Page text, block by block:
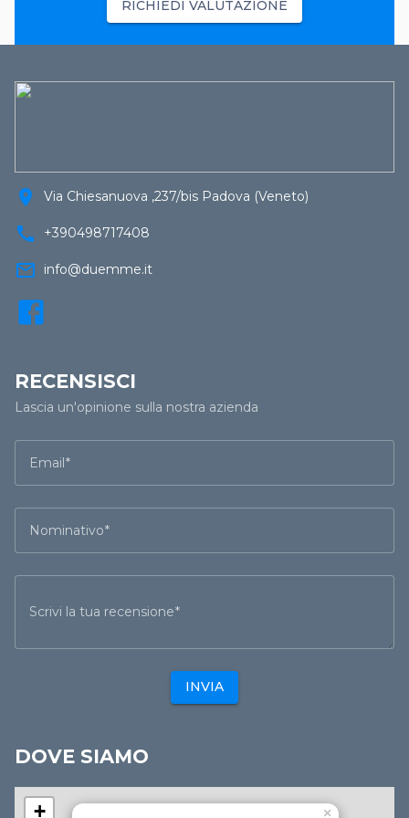
RICHIEDI VALUTAZIONE
location_on Via Chiesanuova ,237/bis Padova (Veneto)
call +390498717408
mail_outline info@duemme.it
RECENSISCI
Lascia un'opinione sulla nostra azienda
Email
Nominativo
Scrivi la tua recensione
INVIA
DOVE SIAMO
×
+